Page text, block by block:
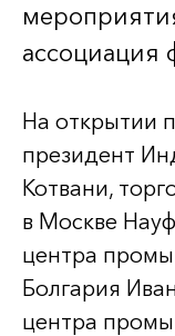
ассоциация
На открытии
президент
Котвани,
в Москве
центра
Болгария
центра